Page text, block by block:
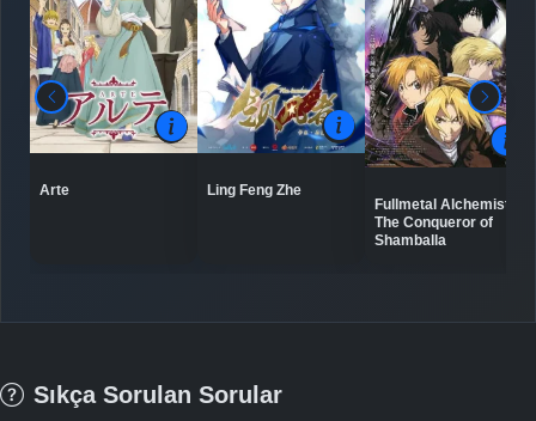
Arte Ling Feng Zhe
Fullmetal Alchemist:
The Conqueror of
Shamballa
Sıkça Sorulan Sorular